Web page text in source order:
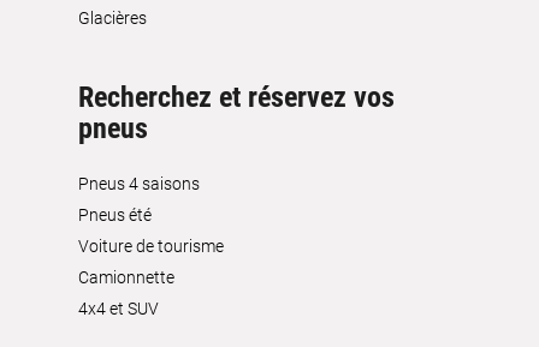
Glacières
Recherchez et réservez vos
pneus
Pneus 4 saisons
Pneus été
Voiture de tourisme
Camionnette
4x4 et SUV